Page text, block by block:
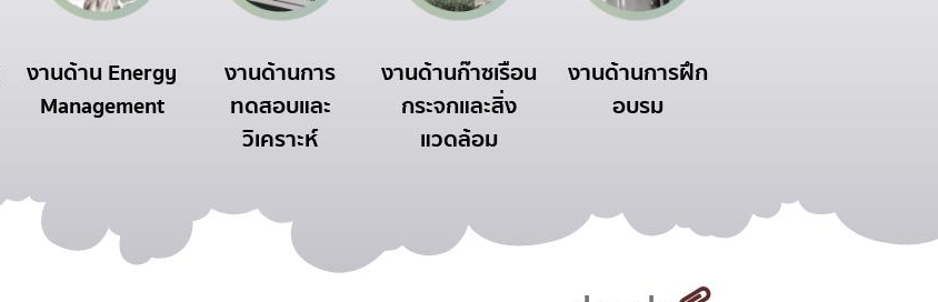
งานด้าน Energy
Management
งานด้านการ
ทดสอบและ
วิเคราะห์
งานด้านก๊าซเรือน
กระจกและสิ่ง
แวดล้อม
งานด้านการฝึก
อบรม